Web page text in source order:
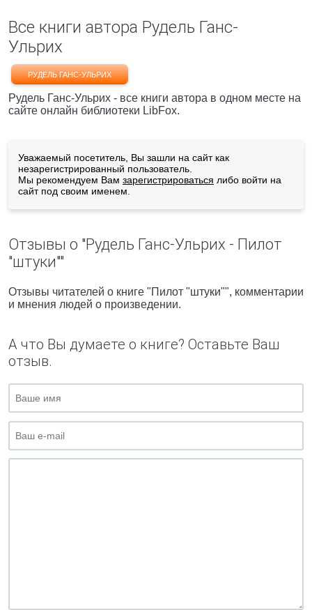
Все книги автора Рудель Ганс-
Ульрих
РУДЕЛЬ ГАНС-УЛЬРИХ
Рудель Ганс-Ульрих - все книги автора в одном месте на
сайте онлайн библиотеки LibFox.
Уважаемый посетитель, Вы зашли на сайт как
незарегистрированный пользователь.
Мы рекомендуем Вам зарегистрироваться либо войти на
сайт под своим именем.
Отзывы о "Рудель Ганс-Ульрих - Пилот
"штуки""
Отзывы читателей о книге "Пилот "штуки"", комментарии
и мнения людей о произведении.
А что Вы думаете о книге? Оставьте Ваш
отзыв.